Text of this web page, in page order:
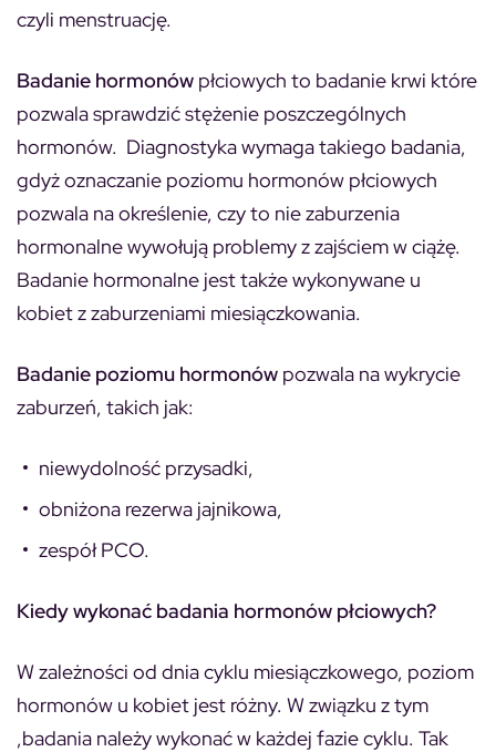
czyli menstruację.
Badanie hormonów płciowych to badanie krwi które
pozwala sprawdzić stężenie poszczególnych
hormonów. Diagnostyka wymaga takiego badania,
gdyż oznaczanie poziomu hormonów płciowych
pozwala na określenie, czy to niezaburzenia
hormonalne wywołują problemy z zajściem w ciążę.
Badanie hormonalne jest także wykonywane u
kobiet z zaburzeniami miesiączkowania.
Badanie poziomu hormonów pozwala na wykrycie
zaburzeń, takich jak:
niewydolność przysadki,
obniżona rezerwa jajnikowa,
zespół PCO.
Kiedy wykonać badania hormonów płciowych?
W zależności od dnia cyklu miesiączkowego, poziom
hormonów u kobiet jest różny. W związku z tym
,badania należy wykonać w każdej fazie cyklu. Tak